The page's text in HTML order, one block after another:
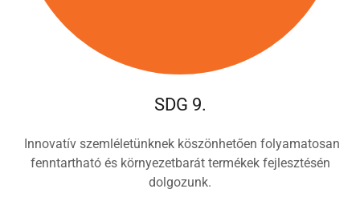
SDG 9.
Innovatív szemléletünknek köszönhetően folyamatosan
fenntartható és környezetbarát termékek fejlesztésén
dolgozunk.